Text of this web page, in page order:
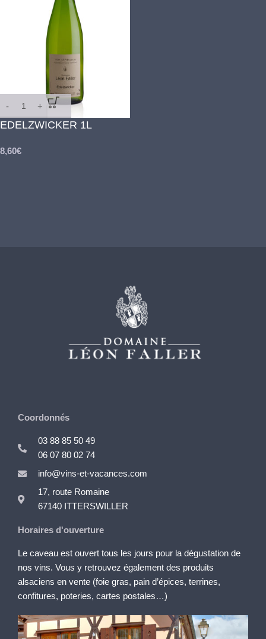
EDELZWICKER 1L
8,60€
Coordonnés
03 88 85 50 49
06 07 80 02 74
info@vins-et-vacances.com
17, route Romaine
67140 ITTERSWILLER
Horaires d'ouverture
Le caveau est ouvert tous les jours pour la dégustation de
nos vins. Vous y retrouvez également des produits
alsaciens en vente (foie gras, pain d’épices, terrines,
confitures, poteries, cartes postales…)